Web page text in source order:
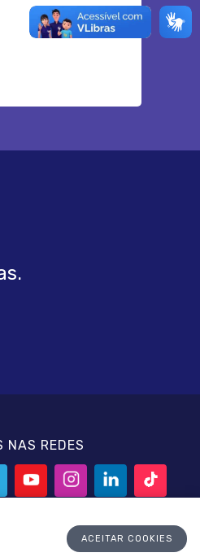
NAS REDES
YouTube
link
Instagram
link
linkedin
link
tiktok
link
ACEITAR COOKIES